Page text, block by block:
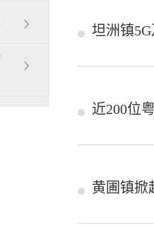
坦洲镇
近200位
黄圃镇掀